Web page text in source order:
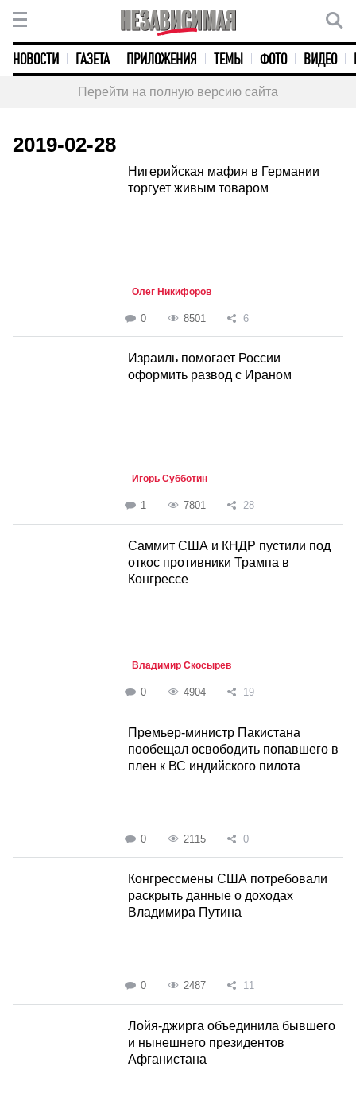
НОВОСТИ ГАЗЕТА ПРИЛОЖЕНИЯ ТЕМЫ ФОТО ВИДЕО
Перейти на полную версию сайта
2019-02-28
Нигерийская мафия в Германии
торгует живым товаром
Олег Никифоров
0 8501 6
Израиль помогает России
оформить развод с Ираном
Игорь Субботин
1 7801 28
Саммит США и КНДР пустили под
откос противники Трампа в
Конгрессе
Владимир Скосырев
0 4904 19
Премьер-министр Пакистана
пообещал освободить попавшего в
плен к ВС индийского пилота
0 2115 0
Конгрессмены США потребовали
раскрыть данные о доходах
Владимира Путина
0 2487 11
Лойя-джирга объединила бывшего
и нынешнего президентов
Афганистана